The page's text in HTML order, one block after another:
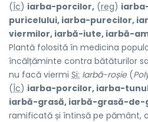
(Îc) iarba-porcilor, (reg)
puricelului, iarba-purecilor,
viermilor, iarbă-iute, iarbă-
Plantă folosită în medicina
încălțăminte contra bătăturilor
nu facă viermi Si: Iarbă-roșie(
(Îc) iarba-porcilor, iarba-
iarbă-grasă, iarbă-grasă-de-
ramificată și întinsă pe pământ,